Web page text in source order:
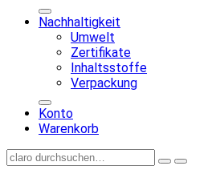
Nachhaltigkeit
Umwelt
Zertifikate
Inhaltsstoffe
Verpackung
Konto
Warenkorb